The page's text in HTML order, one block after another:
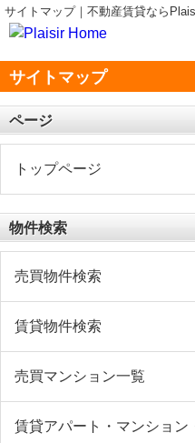
サイトマップ｜不動産賃貸なら
サイトマップ
ページ
トップページ
物件検索
売買物件検索
賃貸物件検索
売買マンション一覧
賃貸アパート・マンション